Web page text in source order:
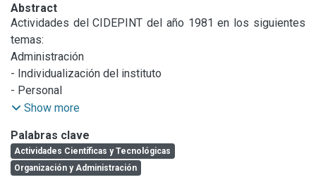
Abstract
Actividades del CIDEPINT del año 1981 en los siguientes
temas:
Administración
- Individualización del instituto
- Personal
- Becarios
- Obras civiles y terrenos
- Documentación y biblioteca
- Equipamiento
Show more
Palabras clave
Actividades Científicas y Tecnológicas
Organización y Administración